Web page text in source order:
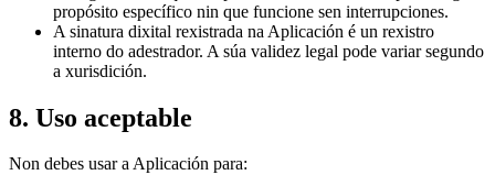
propósito específico nin que funcione sen interrupciones.
A sinatura dixital rexistrada na Aplicación é un rexistro
interno do adestrador. A súa validez legal pode variar segundo
a xurisdición.
8. Uso aceptable
Non debes usar a Aplicación para: